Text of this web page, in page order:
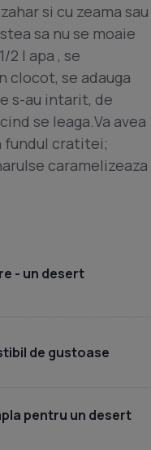
si cu zeama sau
sa nu se moaie
2 l apa , se
clocot, se adauga
s-au intarit, de
se leaga.Va avea
fundul cratitei;
caramelizeaza
- un desert
de gustoase
pentru un desert